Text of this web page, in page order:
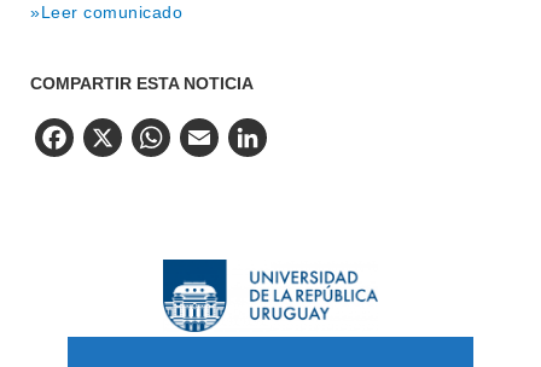
»Leer comunicado
COMPARTIR ESTA NOTICIA
Facebook
X WhatsApp
Email